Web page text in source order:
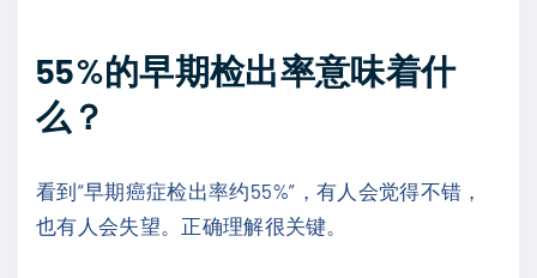
55%的早期检出率意味着什
么？
看到“早期癌症检出率约55%”，有人会觉得不错，
也有人会失望。正确理解很关键。